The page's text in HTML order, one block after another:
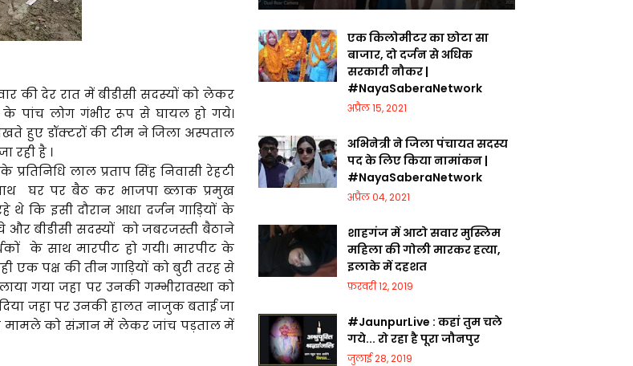
की देर रात में बीडीसी सदस्यों को लेकर
के पांच लोग गंभीर रूप से घायल हो गये।
हुए डॉक्टरों की टीम ने जिला अस्पताल
रही है ।
लाल प्रताप सिंह निवासी रेहटी
घर पर बैठ कर भाजपा ब्लाक प्रमुख
कि इसी दौरान आधा दर्जन गाड़ियों के
और बीडीसी सदस्यों को जबरजस्ती बैठाने
के साथ मारपीट हो गयी। मारपीट के
एक पक्ष की तीन गाड़ियों को बुरी तरह से
गया जहा पर उनकी गम्भीरावस्था को
जहा पर उनकी हालत नाजुक बताई जा
मामले को संज्ञान में लेकर जांच पड़ताल में
एक किलोमीटर का छोटा सा
बाजार, दो दर्जन से अधिक
सरकारी नौकर |
#NayaSaberaNetwork
अप्रैल 15, 2021
अभिनेत्री ने जिला पंचायत सदस्य
पद के लिए किया नामांकन |
#NayaSaberaNetwork
अप्रैल 04, 2021
शाहगंज में आटो सवार मुस्लिम
महिला की गोली मारकर हत्या,
इलाके में दहशत
फ़रवरी 12, 2019
#JaunpurLive : कहां तुम चले
गये... रो रहा है पूरा जौनपुर
जुलाई 28, 2019